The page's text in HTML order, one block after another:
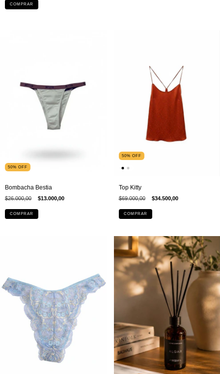
50% OFF
Bombacha Bestia
$26.000,00 $13.000,00
COMPRAR
50% OFF
Top Kitty
$69.000,00 $34.500,00
COMPRAR